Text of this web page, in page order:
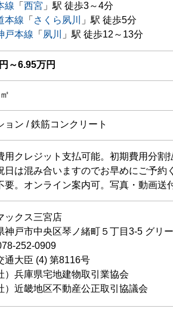
線 「 西宮 」駅 徒歩3～4分
本線 「 さくら夙川
」駅 徒歩5分
戸本線 「 夙川 」駅 徒歩12～13分
～6.95万円
ョン / 鉄筋コンクリート
用クレジット支払可能。初期費用分割
日は混み合いますのでお早めにご予
要。オンライン案内可。写真・動画送
ックス三宮店
神戸市中央区琴ノ緒町５丁目3-5 グリ
252-0909
通大臣 (4) 第8116号
）兵庫県宅地建物取引業協会
）近畿地区不動産公正取引協議会